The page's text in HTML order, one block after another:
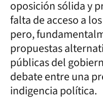
oposición sólida y
falta de acceso a
pero,
propuestas
públicas del
debate entre una
indigencia política.